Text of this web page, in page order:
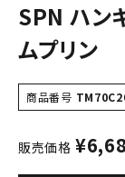
SPN ハン
ムプリン
商品番号
販売価格 ¥